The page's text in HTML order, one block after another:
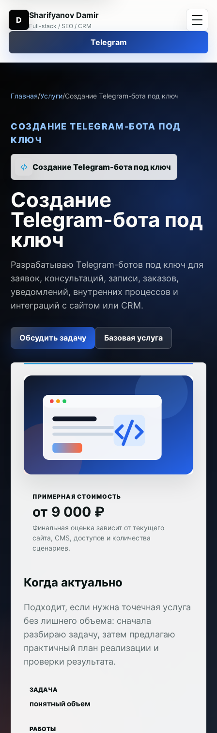
D Sharifyanov Damir
Full-stack / SEO / CRM
Telegram
Главная/Услуги/Создание Telegram-бота под ключ
СОЗДАНИЕ TELEGRAM-БОТА ПОД
КЛЮЧ
Создание Telegram-бота под ключ
Создание
Telegram-бота под
ключ
Разрабатываю Telegram-ботов под ключ для
заявок, консультаций, записи, заказов,
уведомлений, внутренних процессов и
интеграций с сайтом или CRM.
Обсудить задачу Базовая услуга
ПРИМЕРНАЯ СТОИМОСТЬ
от 9 000 ₽
Финальная оценка зависит от текущего
сайта, CMS, доступов и количества
сценариев.
Когда актуально
Подходит, если нужна точечная услуга
без лишнего объема: сначала
разбираю задачу, затем предлагаю
практичный план реализации и
проверки результата.
ЗАДАЧА
понятный объем
РАБОТЫ